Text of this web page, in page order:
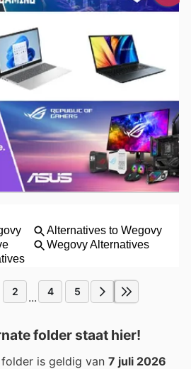
2 ... 4 5
folder staat hier!
folder is geldig van 7 juli 2026